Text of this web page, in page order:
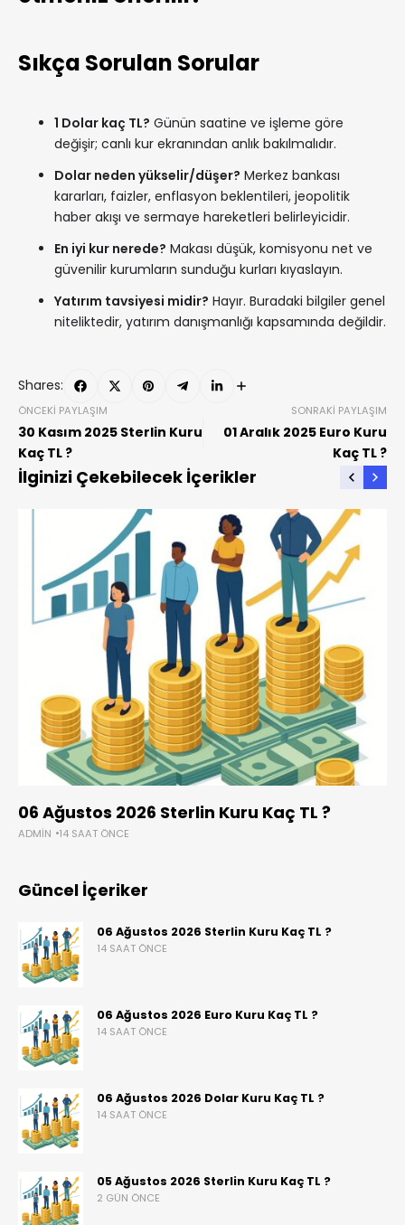
Sıkça Sorulan Sorular
1 Dolar kaç TL? Günün saatine ve işleme göre
değişir; canlı kur ekranından anlık bakılmalıdır.
Dolar neden yükselir/düşer? Merkez bankası
kararları, faizler, enflasyon beklentileri, jeopolitik
haber akışı ve sermaye hareketleri belirleyicidir.
En iyi kur nerede? Makası düşük, komisyonu net ve
güvenilir kurumların sunduğu kurları kıyaslayın.
Yatırım tavsiyesi midir? Hayır. Buradaki bilgiler genel
niteliktedir, yatırım danışmanlığı kapsamında değildir.
Shares:
ÖNCEKI PAYLAŞIM
30 Kasım 2025 Sterlin Kuru
Kaç TL ?
SONRAKI PAYLAŞIM
01 Aralık 2025 Euro Kuru
Kaç TL ?
İlginizi Çekebilecek İçerikler
06 Ağustos 2026 Sterlin Kuru Kaç TL ?
ADMIN 14 SAAT ÖNCE
Güncel İçeriker
06 Ağustos 2026 Sterlin Kuru Kaç TL ?
14 SAAT ÖNCE
06 Ağustos 2026 Euro Kuru Kaç TL ?
14 SAAT ÖNCE
06 Ağustos 2026 Dolar Kuru Kaç TL ?
14 SAAT ÖNCE
05 Ağustos 2026 Sterlin Kuru Kaç TL ?
2 GÜN ÖNCE